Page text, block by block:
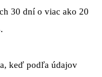
30 dní o viac ako 20
keď podľa údajov